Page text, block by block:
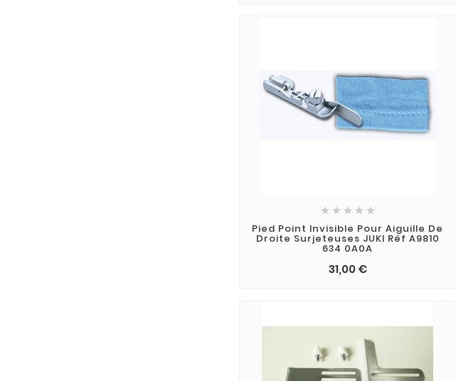
    
Pied Point Invisible Pour Aiguille De
Droite Surjeteuses JUKI Réf A9810
634 0A0A
31,00 €